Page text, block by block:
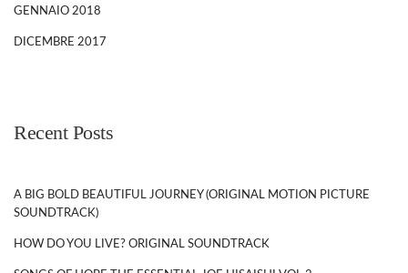
GENNAIO 2018
DICEMBRE 2017
Recent Posts
A BIG BOLD BEAUTIFUL JOURNEY (ORIGINAL MOTION PICTURE
SOUNDTRACK)
HOW DO YOU LIVE? ORIGINAL SOUNDTRACK